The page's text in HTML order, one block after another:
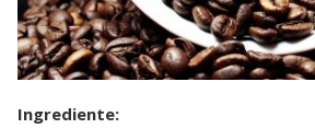
Ingrediente: